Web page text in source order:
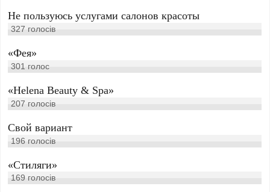
Не пользуюсь услугами салонов красоты
327 голосів
«Фея»
301 голос
«Helena Beauty & Spa»
207 голосів
Свой вариант
196 голосів
«Стиляги»
169 голосів